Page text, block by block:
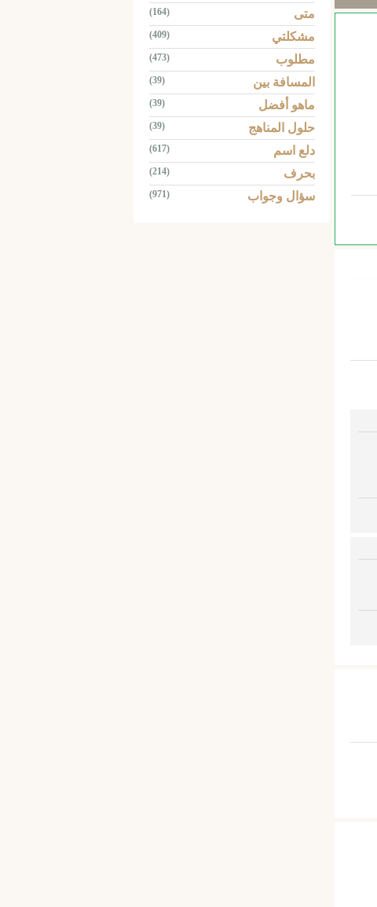
متى (164)
مشكلتي (409)
مطلوب (473)
المسافة بين (39)
ماهو أفضل (39)
حلول المناهج (39)
دلع اسم (617)
بحرف (214)
سؤال وجواب (971)